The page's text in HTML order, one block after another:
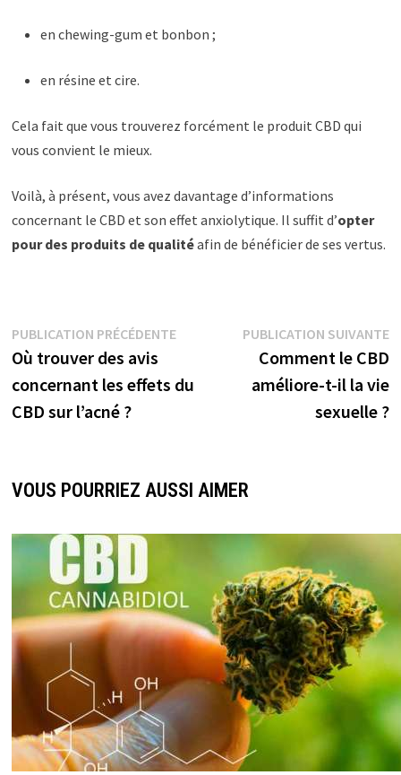
en chewing-gum et bonbon ;
en résine et cire.
Cela fait que vous trouverez forcément le produit CBD qui
vous convient le mieux.
Voilà, à présent, vous avez davantage d’informations
concernant le CBD et son effet anxiolytique. Il suffit d’opter
pour des produits de qualitéafin de bénéficier de ses vertus.
PUBLICATION PRÉCÉDENTE
Où trouver des avis
concernant les effets du
CBD sur l’acné ?
PUBLICATION SUIVANTE
Comment le CBD
améliore-t-il la vie
sexuelle ?
VOUS POURRIEZ AUSSI AIMER